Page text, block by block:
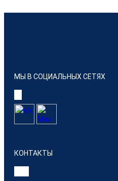
МЫ В СОЦИАЛЬНЫХ СЕТЯХ
КОНТАКТЫ